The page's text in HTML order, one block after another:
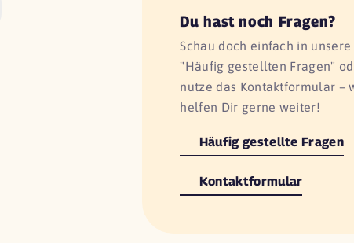
Du hast noch Fragen?
Schau doch einfach in unsere
"Häufig gestellten Fragen"
nutze das Kontaktformular –
helfen Dir gerne weiter!
Häufig gestellte Fragen
Kontaktformular